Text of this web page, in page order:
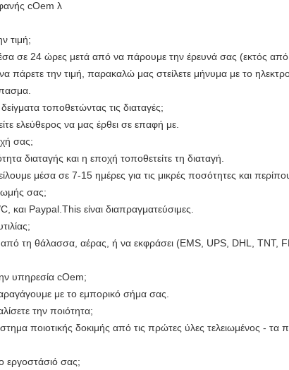
cOem λ
τιμή;
σε 24 ώρες μετά από να πάρουμε την έρευνά σας (εκτός από
πάρετε την τιμή, παρακαλώ μας στείλετε μήνυμα με το
τοποθετώντας τις διαταγές;
ελεύθερος να μας έρθει σε επαφή με.
σας;
διαταγής και η εποχή τοποθετείτε τη διαταγή.
μέσα σε 7-15 ημέρες για τις μικρές ποσότητες και
σας;
Paypal.This είναι διαπραγματεύσιμες.
τη θάλασσα, αέρας, ή να εκφράσει (EMS, UPS, DHL, TNT,
υπηρεσία cOem;
με το εμπορικό σήμα σας.
την ποιότητα;
ποιοτικής δοκιμής από τις πρώτες ύλες τελειωμένος - τα
σας;